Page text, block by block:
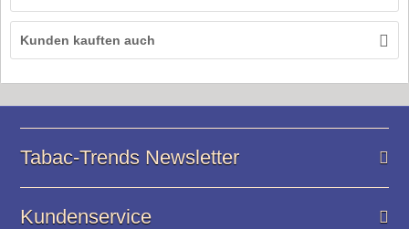
Kunden kauften auch
Tabac-Trends Newsletter
Kundenservice